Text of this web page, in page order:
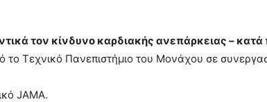
τον κίνδυνο καρδιακής ανεπάρκειας –
το Τεχνικό Πανεπιστήμιο του Μονάχου σε
JAMA.